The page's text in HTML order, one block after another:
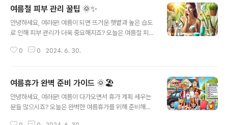
여름철 피부 관리 꿀팁 🌞✨
안녕하세요, 여러분! 여름이 되면 뜨거운 햇볕과 높은 습도
로 인해 피부 관리가 더욱 중요해지죠? 오늘은 여름철 피부
요. 이 글을 읽고 나면 여러분도 촉촉하고 빛나는 피부를 유
어요. 하루에 최소 2리터 이상의 물을 마셔 체내 수분을 충
분히 보충해 주세요. 수분 섭취는 피부를 촉촉하게 유지하
는 데 매우 중요하답니다.2. 자외선 차단제 사용 🌞햇볕이
0 0 2024. 6. 30.
여름휴가 완벽 준비 가이드 🌞🏖️
안녕하세요, 여러분! 여름이 다가오면서 휴가 계획 세우는
분들 많으시죠? 오늘은 완벽한 여름휴가를 위해 준비해야